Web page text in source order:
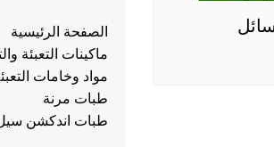
الصفحة الرئيسية
ماكينات التعبئة
مواد وخامات
طبات مرنة
طبات اندكشن